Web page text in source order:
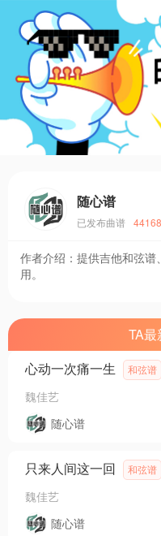
随心谱
已发布曲谱 44168
作者介绍： 提供吉他和弦谱
用。
TA
心动一次痛一生
和弦谱
魏佳艺
随心谱
只来人间这一回 和弦谱
魏佳艺
随心谱